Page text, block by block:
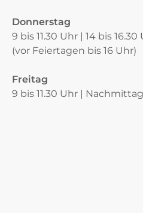
Donnerstag
9 bis 11.30 Uhr | 14 bis 16.30
(vor Feiertagen bis 16 Uhr)
Freitag
9 bis 11.30 Uhr |